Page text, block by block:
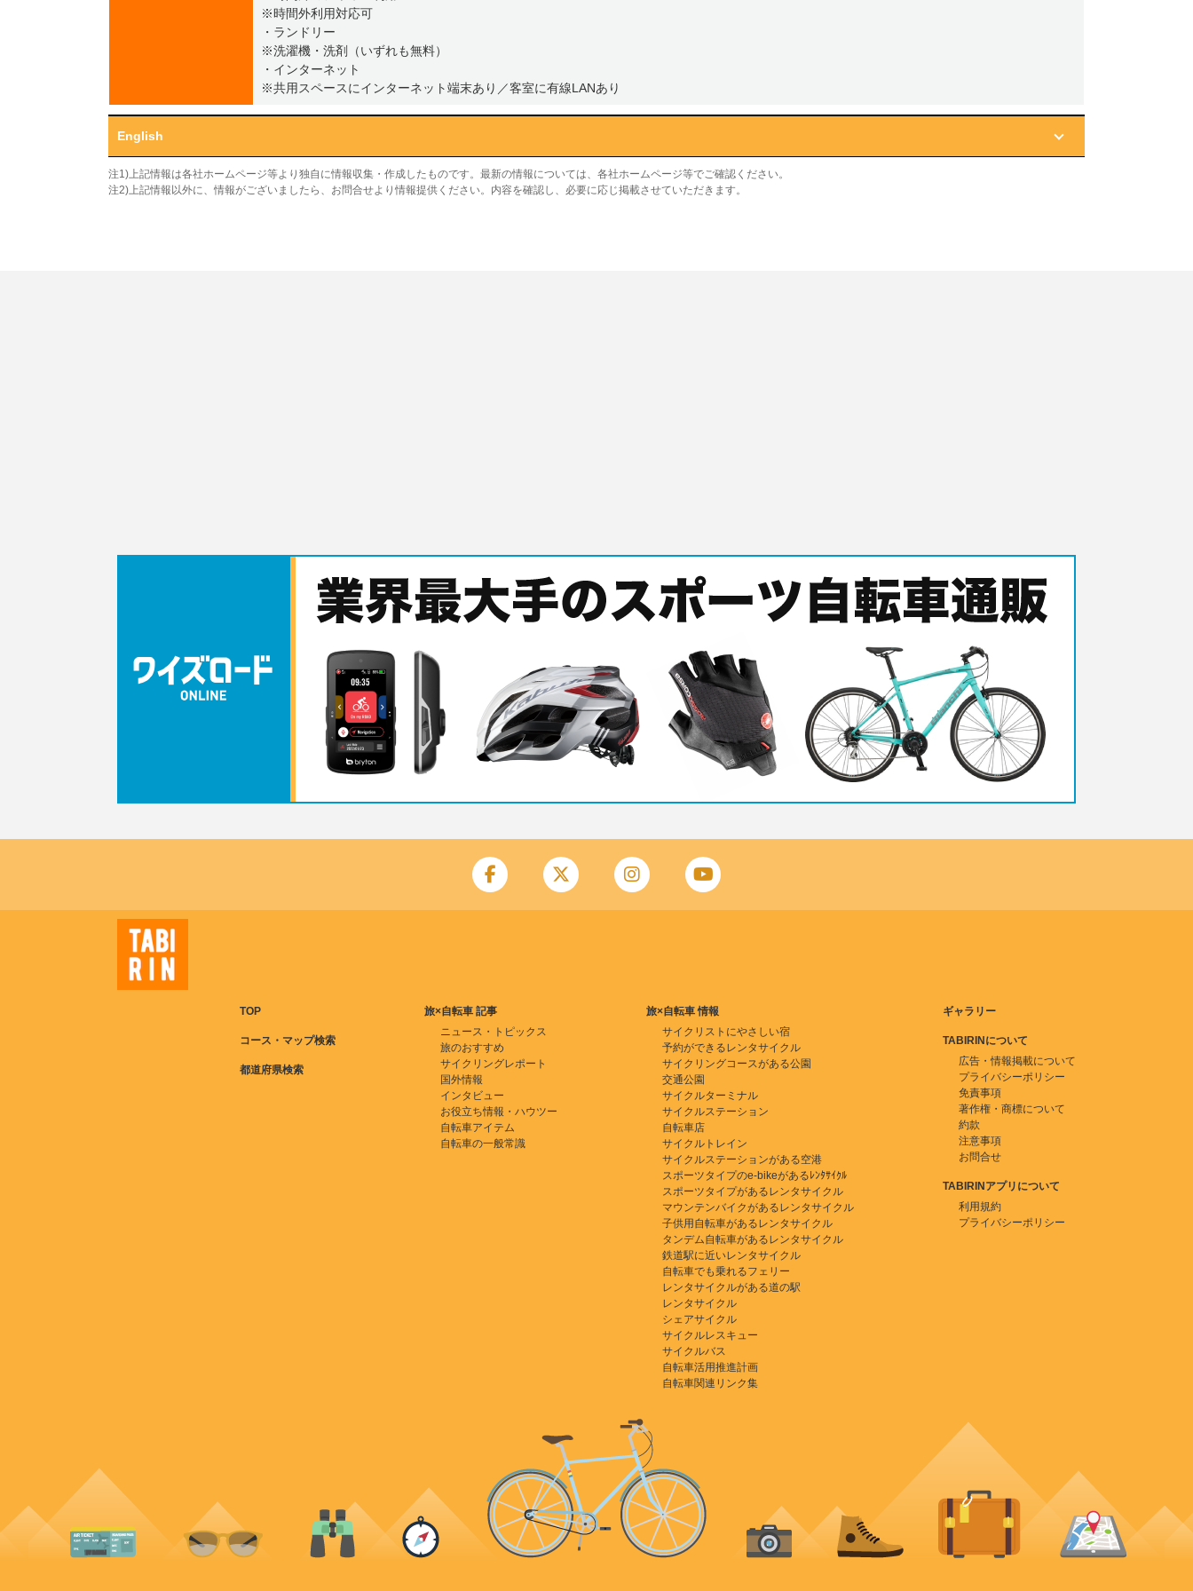
※時間外利用対応可
・ランドリー
※洗濯機・洗剤（いずれも無料）
・インターネット
※共用スペースにインターネット端末あり／客室に有線LANあり
English
注1)上記情報は各社ホームページ等より独自に情報収集・作成したものです。最新の情報については、各社ホームページ等でご確認ください。
注2)上記情報以外に、情報がございましたら、お問合せより情報提供ください。内容を確認し、必要に応じ掲載させていただきます。
TOP
コース・マップ検索
都道府県検索
旅×自転車 記事
ニュース・トピックス
旅のおすすめ
サイクリングレポート
国外情報
インタビュー
お役立ち情報・ハウツー
自転車アイテム
自転車の一般常識
旅×自転車 情報
サイクリストにやさしい宿
予約ができるレンタサイクル
サイクリングコースがある公園
交通公園
サイクルターミナル
サイクルステーション
自転車店
サイクルトレイン
サイクルステーションがある空港
スポーツタイプのe-bikeがあるﾚﾝﾀｻｲｸﾙ
スポーツタイプがあるレンタサイクル
マウンテンバイクがあるレンタサイクル
子供用自転車があるレンタサイクル
タンデム自転車があるレンタサイクル
鉄道駅に近いレンタサイクル
自転車でも乗れるフェリー
レンタサイクルがある道の駅
レンタサイクル
シェアサイクル
サイクルレスキュー
サイクルバス
自転車活用推進計画
自転車関連リンク集
ギャラリー
TABIRINについて
広告・情報掲載について
プライバシーポリシー
免責事項
著作権・商標について
約款
注意事項
お問合せ
TABIRINアプリについて
利用規約
プライバシーポリシー